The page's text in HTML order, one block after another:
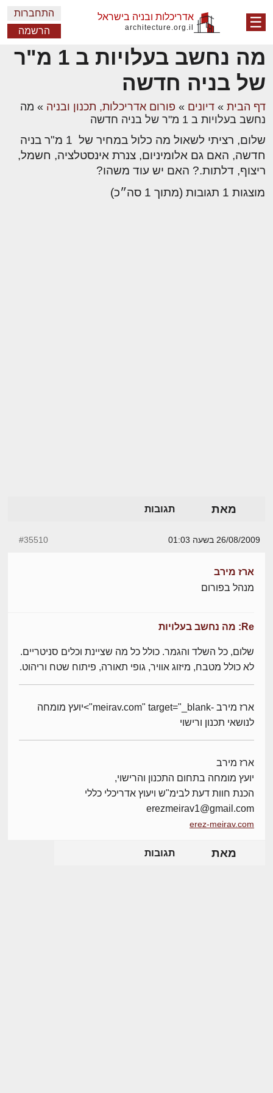
☰ אדריכלות ובניה בישראל
architecture.org.il
התחברות
הרשמה
מה נחשב בעלויות ב 1 מ"ר
של בניה חדשה
דף הבית » דיונים » פורום אדריכלות, תכנון ובניה » מה
נחשב בעלויות ב 1 מ"ר של בניה חדשה
שלום, רציתי לשאול מה כלול במחיר של 1 מ"ר בניה
חדשה, האם גם אלומיניום, צנרת אינסטלציה, חשמל,
ריצוף, דלתות.? האם יש עוד משהו?
מוצגות 1 תגובות (מתוך 1 סה״כ)
מאת תגובות
26/08/2009 בשעה 01:03 #35510
ארז מירב
מנהל בפורום
Re: מה נחשב בעלויות
שלום, כל השלד והגמר. כולל כל מה שציינת וכלים סניטריים.
לא כולל מטבח, מיזוג אוויר, גופי תאורה, פיתוח שטח וריהוט.
ארז מירב -meirav.com" target="_blank">יועץ מומחה
לנושאי תכנון ורישוי
ארז מירב
יועץ מומחה בתחום התכנון והרישוי,
הכנת חוות דעת לבימ"ש ויעוץ אדריכלי כללי
erezmeirav1@gmail.com
erez-meirav.com
מאת תגובות